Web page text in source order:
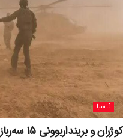
ئاسیا
کوژران و برینداربوونی 15 سەربازی زایۆنیست لە باشوری غەززە